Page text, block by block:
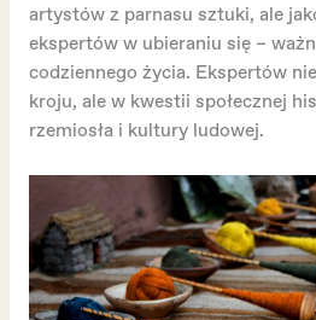
artystów z parnasu sztuki, ale
ekspertów w ubieraniu się –
codziennego życia. Ekspertów
kroju, ale w kwestii społecznej
rzemiosła i kultury ludowej.